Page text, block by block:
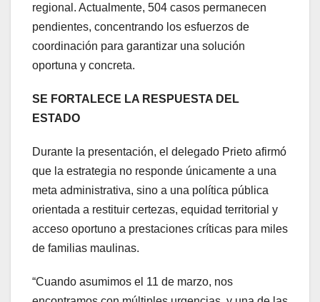
regional. Actualmente, 504 casos permanecen
pendientes, concentrando los esfuerzos de
coordinación para garantizar una solución
oportuna y concreta.
SE FORTALECE LA RESPUESTA DEL
ESTADO
Durante la presentación, el delegado Prieto afirmó
que la estrategia no responde únicamente a una
meta administrativa, sino a una política pública
orientada a restituir certezas, equidad territorial y
acceso oportuno a prestaciones críticas para miles
de familias maulinas.
“Cuando asumimos el 11 de marzo, nos